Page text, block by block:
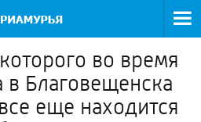
во время
в Благовещенска
еще находится